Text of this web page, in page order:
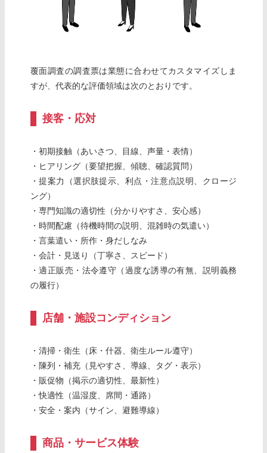
覆面調査の調査票は業態に合わせてカスタマイズしま
すが、代表的な評価領域は次のとおりです。
接客・応対
・初期接触（あいさつ、目線、声量・表情）
・ヒアリング（要望把握、傾聴、確認質問）
・提案力（選択肢提示、利点・注意点説明、クロージ
ング）
・専門知識の適切性（分かりやすさ、安心感）
・時間配慮（待機時間の説明、混雑時の気遣い）
・言葉遣い・所作・身だしなみ
・会計・見送り（丁寧さ、スピード）
・適正販売・法令遵守（過度な誘導の有無、説明義務
の履行）
店舗・施設コンディション
・清掃・衛生（床・什器、衛生ルール遵守）
・陳列・補充（見やすさ、導線、タグ・表示）
・販促物（掲示の適切性、最新性）
・快適性（温湿度、席間・通路）
・安全・案内（サイン、避難導線）
商品・サービス体験